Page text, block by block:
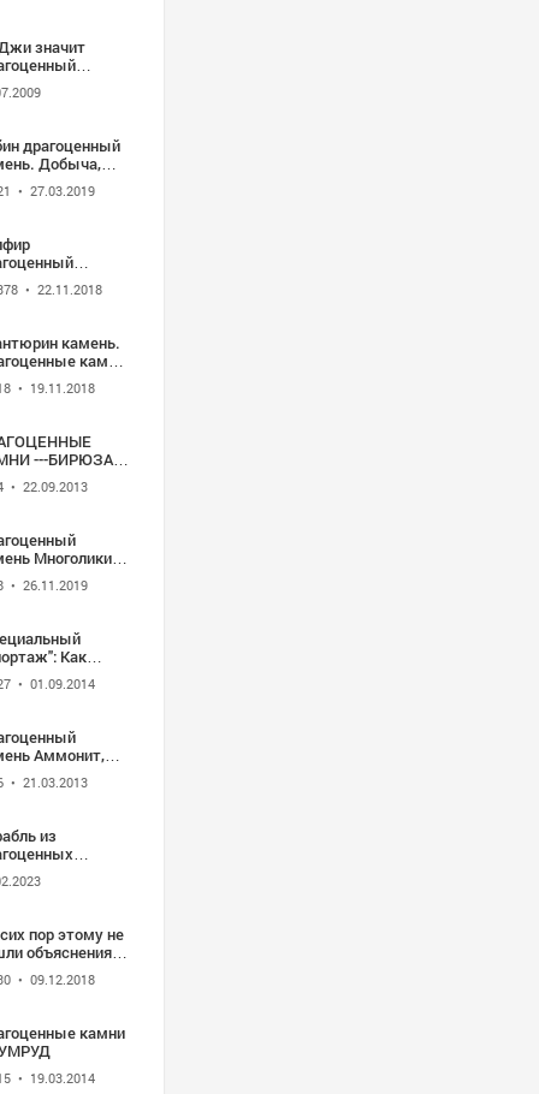
значит
драгоценный
Добыча,
история.
камни
• 27.03.2019
История.
Драгоценные
• 22.11.2018
камень.
камни
znak.ru
• 19.11.2018
---БИРЮЗА --
удачи и
-- автор
• 22.09.2013
Многоликий
Видео -
Величко"
• 26.11.2019
Как
камни
• 01.09.2014
Аммонит,
историю
Видео -
• 21.03.2013
из
(отрывки)
пор этому не
объяснения.
которые
ползать. В
• 09.12.2018
камни
• 19.03.2014